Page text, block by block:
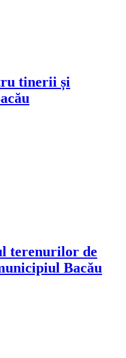
tinerii și
terenurilor de
Bacău